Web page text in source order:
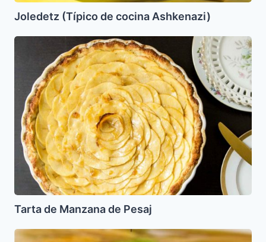
Joledetz (Típico de cocina Ashkenazi)
Tarta
Manzana
Pesaj
Tarta de Manzana de Pesaj
Dedos